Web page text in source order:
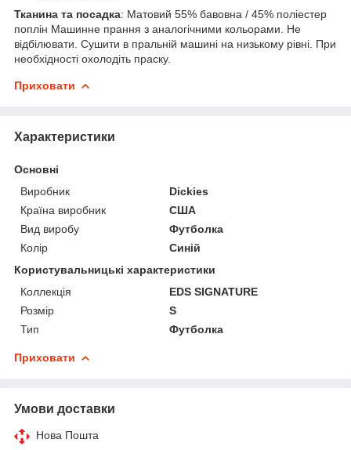
Тканина та посадка: Матовий 55% бавовна / 45% поліестер
поплін Машинне прання з аналогічними кольорами. Не
відбілювати. Сушити в пральній машині на низькому рівні. При
необхідності охолодіть праску.
Приховати
Характеристики
Основні
Виробник
Dickies
Країна виробник
США
Вид виробу
Футболка
Колір
Синій
Користувальницькі характеристики
Коллекція
EDS SIGNATURE
Розмір
S
Тип
Футболка
Приховати
Умови доставки
Нова Пошта